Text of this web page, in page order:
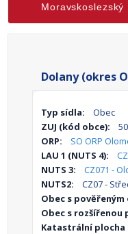
Moravskoslezský
Dolany (okres
Typ sídla:
Obec
ZUJ (kód obce):
ORP:
SO ORP
LAU 1 (NUTS 4):
NUTS 3:
CZ071 -
NUTS2:
CZ07 -
Obec s
Obec s rozšířenou
Katastrální plocha